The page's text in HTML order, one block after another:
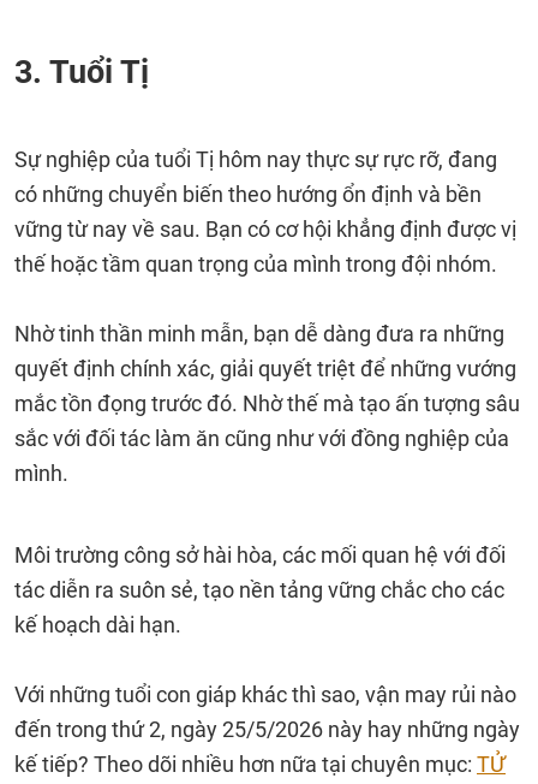
3. Tuổi Tị
Sự nghiệp của tuổi Tị hôm nay thực sự rực rỡ, đang
có những chuyển biến theo hướng ổn định và bền
vững từ nay về sau. Bạn có cơ hội khẳng định được vị
thế hoặc tầm quan trọng của mình trong đội nhóm.
Nhờ tinh thần minh mẫn, bạn dễ dàng đưa ra những
quyết định chính xác, giải quyết triệt để những vướng
mắc tồn đọng trước đó. Nhờ thế mà tạo ấn tượng sâu
sắc với đối tác làm ăn cũng như với đồng nghiệp của
mình.
Môi trường công sở hài hòa, các mối quan hệ với đối
tác diễn ra suôn sẻ, tạo nền tảng vững chắc cho các
kế hoạch dài hạn.
Với những tuổi con giáp khác thì sao, vận may rủi nào
đến trong thứ 2, ngày 25/5/2026 này hay những ngày
kế tiếp? Theo dõi nhiều hơn nữa tại chuyên mục: TỬ